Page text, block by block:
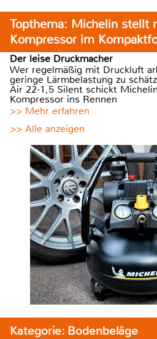
Topthema: Michelin stellt
Kompressor im
Der leise Druckmacher
Wer regelmäßig mit Druckluft
geringe Lärmbelastung zu
Air 22-1,5 Silent schickt
Kompressor ins Rennen
>> Mehr erfahren
>> Alle anzeigen
Kategorie: Bodenbeläge